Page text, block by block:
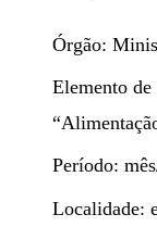
Órgão:
Elemento de
Período:
Localidade: